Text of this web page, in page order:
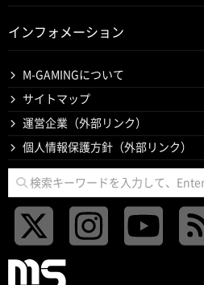
インフォメーション
M-GAMINGについて
サイトマップ
運営企業（外部リンク）
個人情報保護方針（外部リンク）